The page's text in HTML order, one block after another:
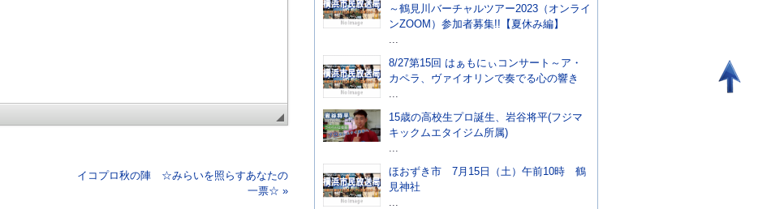
イコプロ秋の陣 ☆みらいを照らすあなたの
一票☆ »
～鶴見川バーチャルツアー2023（オンライ
ンZOOM）参加者募集!!【夏休み編】
...
8/27第15回 はぁもにぃコンサート～ア・
カペラ、ヴァイオリンで奏でる心の響き
...
15歳の高校生プロ誕生、岩谷将平(フジマ
キックムエタイジム所属)
...
ほおずき市 7月15日（土）午前10時 鶴
見神社
...